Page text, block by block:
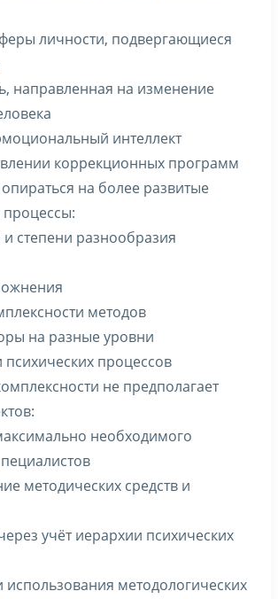
личности, подвергающиеся
направленная на изменение
интеллект
коррекционных программ
на более развитые
процессы:
степени разнообразия
методов
на разные уровни
психических процессов
не предполагает
необходимого
методических средств и
учёт иерархии психических
использования методологических